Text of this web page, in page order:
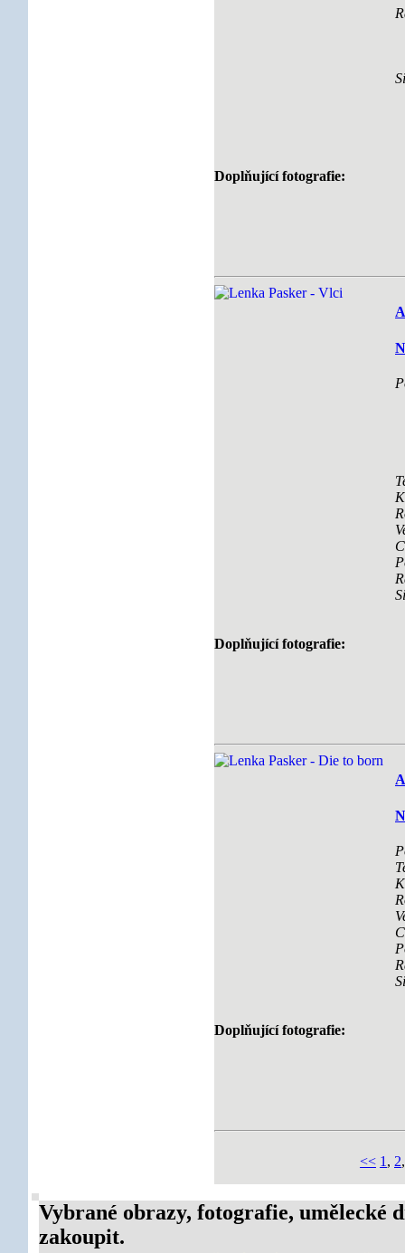
Doplňující fotografie:
Doplňující fotografie:
Doplňující fotografie:
<< 1 , 2
Vybrané obrazy, fotografie, umělecké
zakoupit.